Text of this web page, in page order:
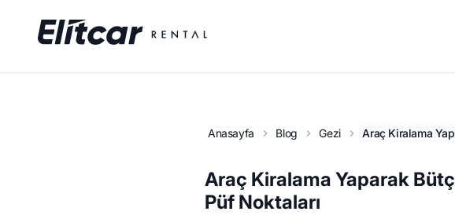
Anasayfa Blog Gezi Araç Kiralama
Araç Kiralama Yaparak
Püf Noktaları